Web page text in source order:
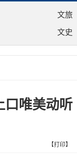
文旅
文史
口唯美动听
【打印】